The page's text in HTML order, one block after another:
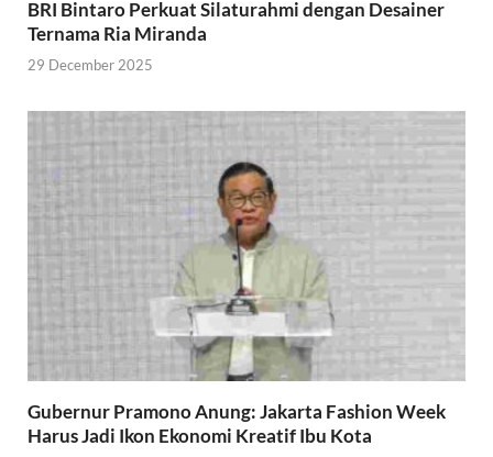
BRI Bintaro Perkuat Silaturahmi dengan Desainer
Ternama Ria Miranda
29 December 2025
Gubernur Pramono Anung: Jakarta Fashion Week
Harus Jadi Ikon Ekonomi Kreatif Ibu Kota